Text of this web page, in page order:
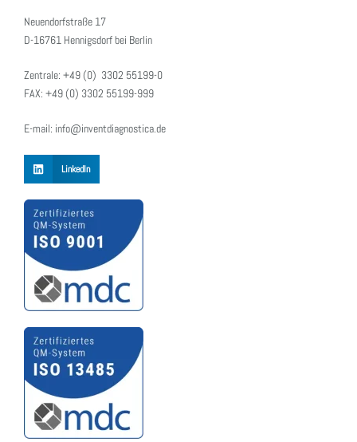
Neuendorfstraße 17
D-16761 Hennigsdorf bei Berlin
Zentrale: +49 (0) 3302 55199-0
FAX: +49 (0) 3302 55199-999
E-mail: info@inventdiagnostica.de
LinkedIn